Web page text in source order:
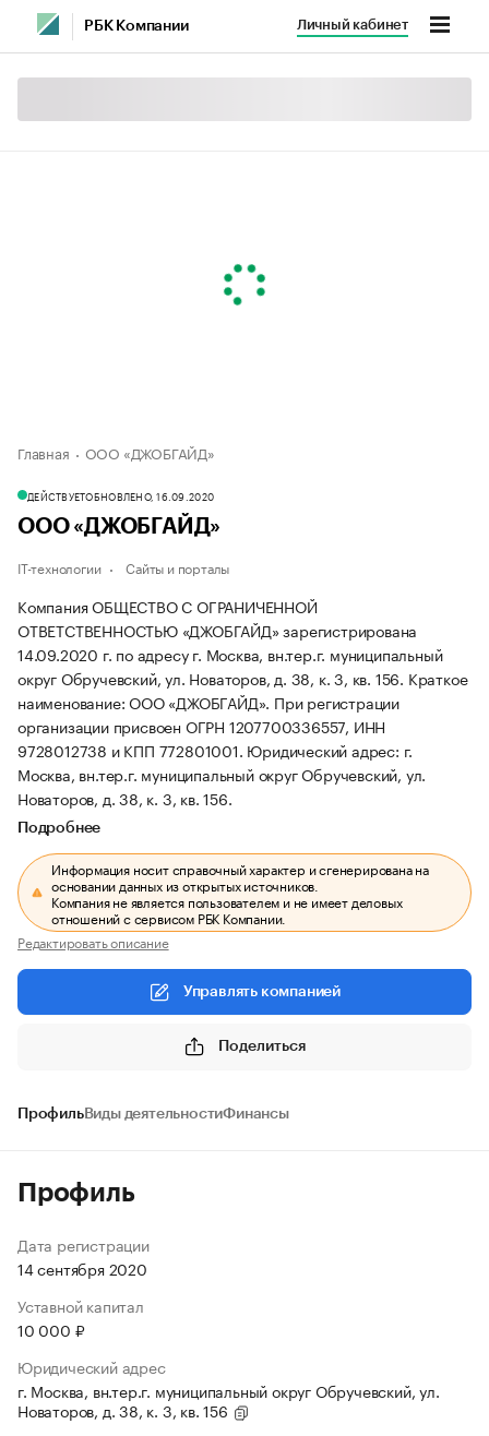
РБК Компании Личный кабинет
Главная ООО «ДЖОБГАЙД»
ДЕЙСТВУЕТОБНОВЛЕНО, 16.09.2020
ООО «ДЖОБГАЙД»
IT-технологии Сайты и порталы
Компания ОБЩЕСТВО С ОГРАНИЧЕННОЙ
ОТВЕТСТВЕННОСТЬЮ «ДЖОБГАЙД» зарегистрирована
14.09.2020 г. по адресу г. Москва, вн.тер.г. муниципальный
округ Обручевский, ул. Новаторов, д. 38, к. 3, кв. 156. Краткое
наименование: ООО «ДЖОБГАЙД». При регистрации
организации присвоен ОГРН 1207700336557, ИНН
9728012738 и КПП 772801001. Юридический адрес: г.
Москва, вн.тер.г. муниципальный округ Обручевский, ул.
Новаторов, д. 38, к. 3, кв. 156.
Подробнее
Информация носит справочный характер и сгенерирована на
основании данных из открытых источников.
Компания не является пользователем и не имеет деловых
отношений с сервисом РБК Компании.
Редактировать описание
Управлять компанией
Поделиться
ПрофильВиды деятельностиФинансы
Профиль
Дата регистрации
14 сентября 2020
Уставной капитал
10 000 ₽
Юридический адрес
г. Москва, вн.тер.г. муниципальный округ Обручевский, ул.
Новаторов, д. 38, к. 3, кв. 156